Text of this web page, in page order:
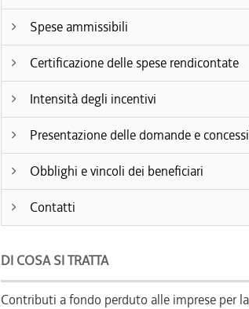
Spese ammissibili
Certificazione delle spese rendicontate
Intensità degli incentivi
Presentazione delle domande e
Obblighi e vincoli dei beneficiari
Contatti
DI COSA SI TRATTA
Contributi a fondo perduto alle imprese per